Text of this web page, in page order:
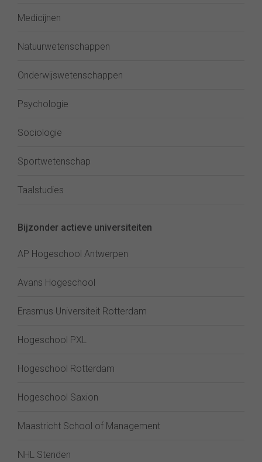
Medicijnen
Natuurwetenschappen
Onderwijswetenschappen
Psychologie
Sociologie
Sportwetenschap
Taalstudies
Bijzonder actieve universiteiten
AP Hogeschool Antwerpen
Avans Hogeschool
Erasmus Universiteit Rotterdam
Hogeschool PXL
Hogeschool Rotterdam
Hogeschool Saxion
Maastricht School of Management
NHL Stenden